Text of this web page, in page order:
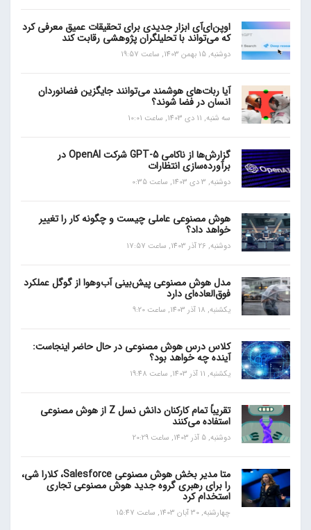
اوپن‌ای‌آی ابزار جدیدی برای تحقیقات عمیق معرفی کرد
که می‌تواند با تحلیلگران پژوهشی رقابت کند
دوشنبه, 15 بهمن 1403, ساعت 19:57
آیا ربات‌های هوشمند می‌توانند جایگزین فضانوردان
انسان در فضا شوند؟
سه شنبه, 11 دی 1403, ساعت 10:01
گزارش‌ها از ناکامی GPT-5 شرکت OpenAI در
برآورده‌سازی انتظارات
دوشنبه, 3 دی 1403, ساعت 0:35
هوش مصنوعی عاملی چیست و چگونه کار را تغییر
خواهد داد؟
دوشنبه, 26 آذر 1403, ساعت 17:57
مدل هوش مصنوعی پیش‌بینی آب‌و‌هوا از گوگل عملکرد
فوق‌العاده‌ای دارد
یکشنبه, 18 آذر 1403, ساعت 9:20
کلاس درس هوش مصنوعی در حال حاضر اینجاست:
آینده چه خواهد بود؟
یکشنبه, 11 آذر 1403, ساعت 19:48
تقریباً تمام کارکنان دانش نسل Z از هوش مصنوعی
استفاده می‌کنند
دوشنبه, 5 آذر 1403, ساعت 20:29
متا مدیر بخش هوش مصنوعی Salesforce، کلارا شی،
را برای رهبری گروه جدید هوش مصنوعی تجاری
استخدام کرد
چهارشنبه, 30 آبان 1403, ساعت 15:47